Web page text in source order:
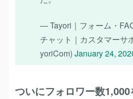
— Tayori｜フォーム・
チャット｜カスタマーサ
yoriCom) January 24,
ついにフォロワー数1,000